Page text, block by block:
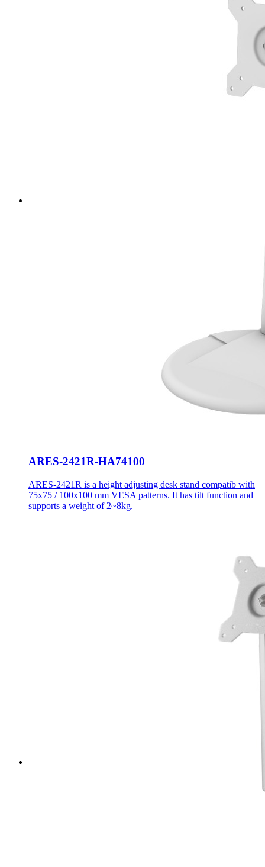
ARES-2421R-HA74100
ARES-2421R is a height adjusting desk stand compatib with
75x75 / 100x100 mm VESA patterns. It has tilt function and
supports a weight of 2~8kg.